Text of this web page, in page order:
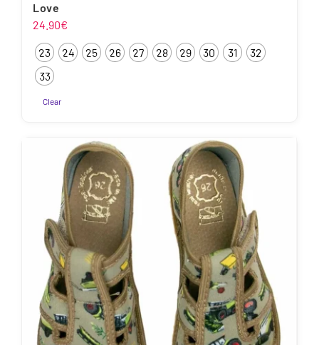
Love
24.90€
23 24 25 26 27 28 29 30 31
32
33
Clear
varianti.
Valikuid
saab
teha
tootelehel.